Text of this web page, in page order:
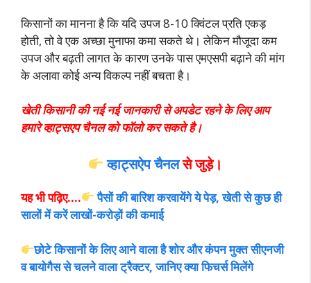
किसानों का मानना है कि यदि उपज 8-10 क्विंटल प्रति एकड़
होती, तो वे एक अच्छा मुनाफा कमा सकते थे। लेकिन मौजूदा कम
उपज और बढ़ती लागत के कारण उनके पास एमएसपी बढ़ाने की मांग
के अलावा कोई अन्य विकल्प नहीं बचता है।
खेती किसानी की नई नई जानकारी से अपडेट रहने के लिए आप
हमारे व्हाट्सएप चैनल को फॉलो कर सकते है।
व्हाट्सऐप चैनलसे जुड़े।
यह भी पढ़िए….
पैसों की बारिश करवायेंगे ये पेड़, खेती से कुछ ही
सालों में करें लाखों-करोड़ों की कमाई
छोटे किसानों के लिए आने वाला है शोर और कंपन मुक्त सीएनजी
व बायोगैस से चलने वाला ट्रैक्टर, जानिए क्या फिचर्स मिलेंगे